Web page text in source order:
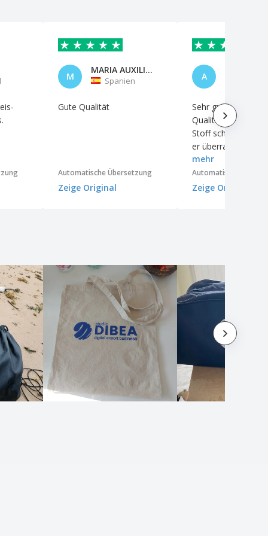
M
MARIA AUXILIADORA FORTES PINED
Spanien
Gute Qualität
Automatische Übersetzung
Zeige Original
A
Sehr gutes
Qualität, und
Stoff schlicht
er überraschend
strapazierfähig.
mehr
Automatische
Zeige Original